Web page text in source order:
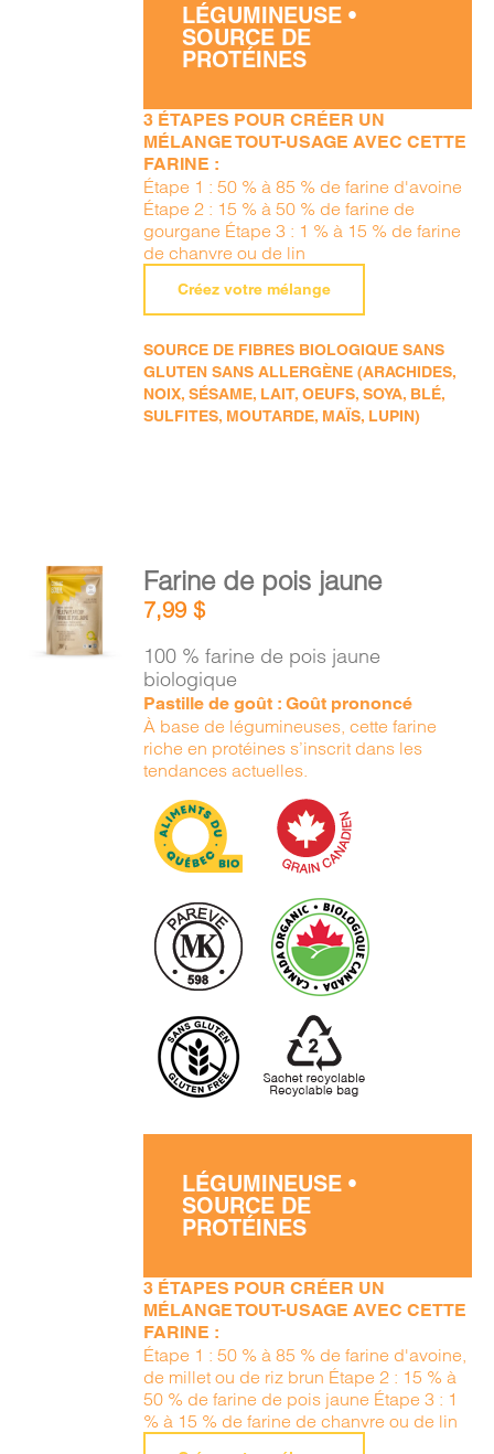
LÉGUMINEUSE •
SOURCE DE
PROTÉINES
3 ÉTAPES POUR CRÉER UN
MÉLANGE TOUT-USAGE AVEC CETTE
FARINE :
Étape 1 : 50 % à 85 % de farine d'avoine
Étape 2 : 15 % à 50 % de farine de
gourgane Étape 3 : 1 % à 15 % de farine
de chanvre ou de lin
Créez votre mélange
SOURCE DE FIBRES BIOLOGIQUE SANS
GLUTEN SANS ALLERGÈNE (ARACHIDES,
NOIX, SÉSAME, LAIT, OEUFS, SOYA, BLÉ,
SULFITES, MOUTARDE, MAÏS, LUPIN)
AJOUTER
AU
PANIER
/
Farine de pois jaune
7,99$
100 % farine de pois jaune
biologique
Pastille de goût : Goût prononcé
À base de légumineuses, cette farine
riche en protéines s’inscrit dans les
tendances actuelles.
LÉGUMINEUSE •
SOURCE DE
PROTÉINES
3 ÉTAPES POUR CRÉER UN
MÉLANGE TOUT-USAGE AVEC CETTE
FARINE :
Étape 1 : 50 % à 85 % de farine d'avoine,
de millet ou de riz brun Étape 2 : 15 % à
50 % de farine de pois jaune Étape 3 : 1
% à 15 % de farine de chanvre ou de lin